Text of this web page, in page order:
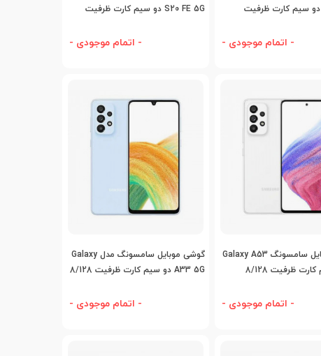
A52s 5G دو سیم کارت ظرفیت
- اتمام موجودی -
S20 FE 5G دو سیم کارت ظرفیت
- اتمام موجودی -
اضافه به مقایسهگوشی موبایل سامسونگ Galaxy A53
5G دوسیم کارت ظرفیت 8/128
- اتمام موجودی -
اضافه به مقایسه گوشی موبایل سامسونگ مدل Galaxy
A33 5G دو سیم کارت ظرفیت 8/128
- اتمام موجودی -